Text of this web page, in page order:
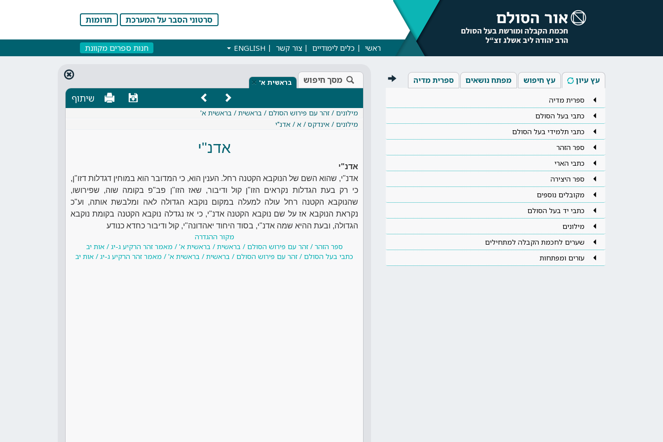
סרטוני הסבר על המערכת תרומות
ראשי כלים לימודיים צור קשר ENGLISH חנות ספרים מקוונת
עץ עיון עץ חיפוש מפתח נושאים ספרית מדיה
ספרית מדיה
כתבי בעל הסולם
כתבי תלמידי בעל הסולם
ספר הזהר
כתבי הארי
ספר היצירה
מקובלים נוספים
כתבי יד בעל הסולם
מילונים
שערים לחכמת הקבלה למתחילים
עזרים ומפתחות
מסך חיפוש בראשית א' ×
שיתוף
מילונים / זהר עם פירוש הסולם / בראשית / בראשית א'
מילונים / אינדקס / א / אדנ"י
אדנ"י
אדנ"י
אדנ"י, שהוא השם של הנוקבא הקטנה רחל. הענין הוא, כי המדובר הוא במוחין דגדלות דזו"ן,
כי רק בעת הגדלות נקראים הזו"ן קול ודיבור, שאז הזו"ן פב"פ בקומה שוה, שפירושו,
שהנוקבא הקטנה רחל עולה למעלה במקום נוקבא הגדולה לאה ומלבשת אותה, וע"כ
נקראת הנוקבא אז על שם נוקבא הקטנה אדנ"י, כי אז נגדלה נוקבא הקטנה בקומת נוקבא
הגדולה, ובעת ההיא שמה אדנ"י, בסוד היחוד יאהדונה"י, קול ודיבור כחדא כנודע
מקור ההגדרה
ספר הזהר / זהר עם פירוש הסולם / בראשית / בראשית א' / מאמר זהר הרקיע ג-יג / אות יב
כתבי בעל הסולם / זהר עם פירוש הסולם / בראשית / בראשית א' / מאמר זהר הרקיע ג-יג / אות יב